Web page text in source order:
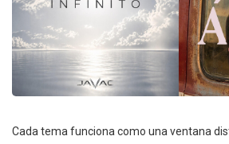
Cada tema funciona como una ventana